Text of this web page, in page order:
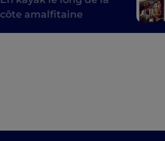
côte amalfitaine